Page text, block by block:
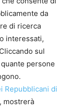
da
di ricerca
interessati,
sul
persone
Repubblicani di
, mostrerà